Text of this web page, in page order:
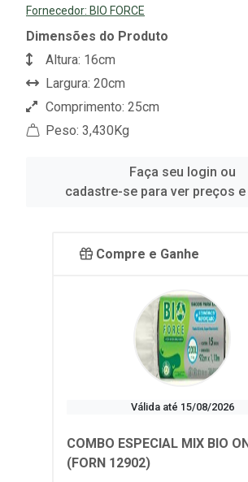
Fornecedor: BIO FORCE
Dimensões do Produto
Altura: 16cm
Largura: 20cm
Comprimento: 25cm
Peso: 3,430Kg
Faça seu login ou
cadastre-se para ver preços
Compre e Ganhe
Válida até 15/08/2026
COMBO ESPECIAL MIX BIO
(FORN 12902)